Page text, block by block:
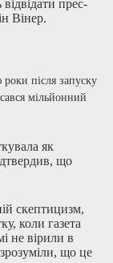
прес-
Вінер.
після запуску
мільйонний
як
що
скептицизм,
коли газета
не вірили в
що це